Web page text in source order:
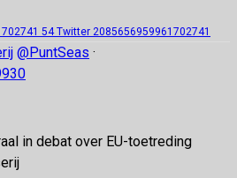
54 Twitter 2085656959961702741
@PuntSeas ·
in debat over EU-toetreding